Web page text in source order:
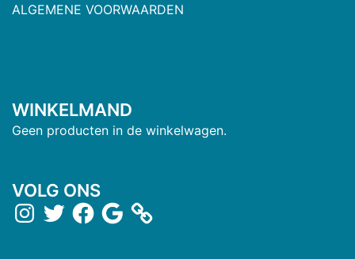
ALGEMENE VOORWAARDEN
WINKELMAND
Geen producten in de winkelwagen.
VOLG ONS